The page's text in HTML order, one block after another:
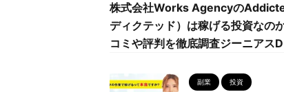
株式会社Works Agencyの
ディクテッド）は稼げる投資なの
コミや評判を徹底調査ジーニアスD
副業 投資